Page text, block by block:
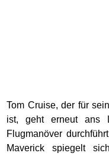
Tom Cruise, der für
ist, geht erneut ans
Flugmanöver
Maverick spiegelt